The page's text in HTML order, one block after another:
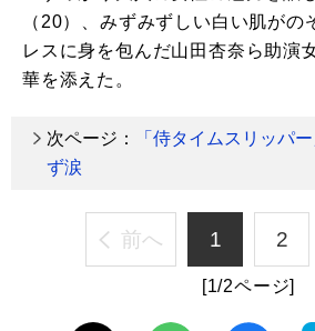
（20）、みずみずしい白い肌がの
レスに身を包んだ山田杏奈ら助演
華を添えた。
次ページ：
「侍タイムスリッパ
ず涙
前へ 1 2
[1/2ページ]